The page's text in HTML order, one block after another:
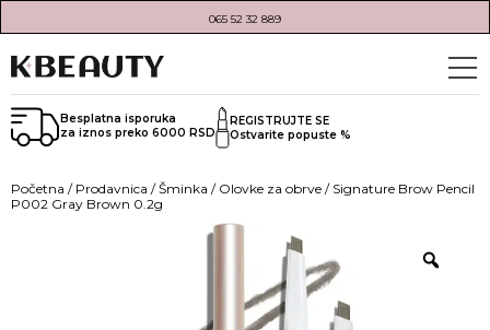
065 52 32 889
Besplatna isporuka
za iznos preko 6000 RSD
REGISTRUJTE SE
Ostvarite popuste %
Početna / Prodavnica /Šminka / Olovke za obrve / Signature Brow Pencil
P002 Gray Brown 0.2g